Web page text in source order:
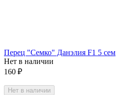
Перец "Семко" Данэлия F1 5 сем
Нет в наличии
160 ₽
Нет в наличии